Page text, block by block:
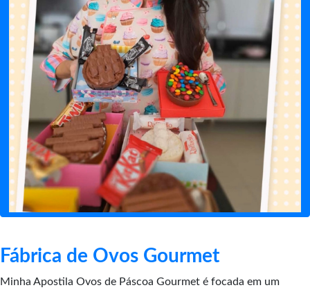
Fábrica de Ovos Gourmet
Minha Apostila Ovos de Páscoa Gourmet é focada em um